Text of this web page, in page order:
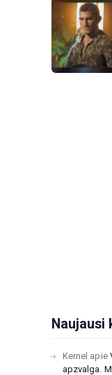
Naujausi
Kernel apie
apzvalga.